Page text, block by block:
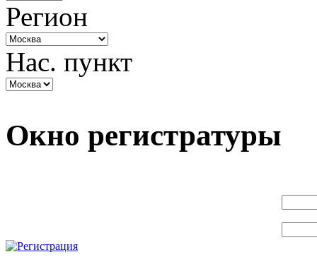
Регион
Нас. пункт
Окно регистратуры